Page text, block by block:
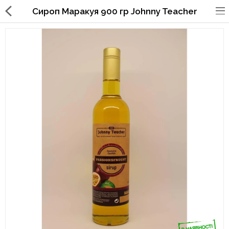
Сироп Маракуя 900 гр Johnny Teacher
Упаковка для фаст фуда, піцерій,
Склянки, кришки, тримачі,
Паперові пакети та куточки
Коробки для кондитерських